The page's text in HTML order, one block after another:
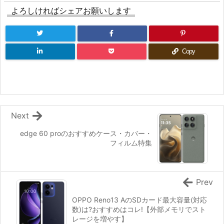
よろしければシェアお願いします
Copy
edge 60 proのおすすめケース・カバー・
フィルム特集
Next
OPPO Reno13 AのSDカード最大容量(対応
数)は?おすすめはコレ!【外部メモリでスト
レージを増やす】
Prev